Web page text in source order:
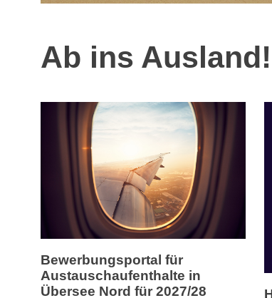
Ab ins Ausland!
Bewerbungsportal für
Austauschaufenthalte in
Übersee Nord für 2027/28